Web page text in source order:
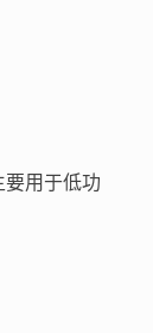
用于低功